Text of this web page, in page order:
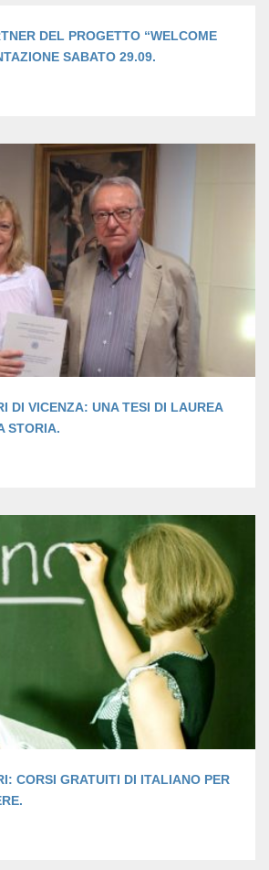
DEL PROGETTO “WELCOME
SABATO 29.09.
DI VICENZA: UNA TESI DI LAUREA
STORIA.
CORSI GRATUITI DI ITALIANO PER